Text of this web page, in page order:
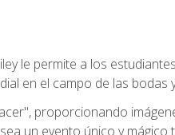
le permite a los
en el campo de las bodas
proporcionando
un evento único y